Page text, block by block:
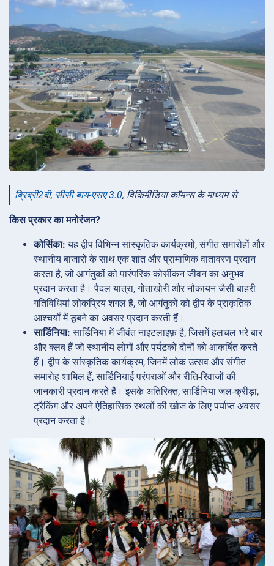
ब्रिब्री2बी, सीसी बाय-एसए 3.0, विकिमीडिया कॉमन्स के माध्यम से
किस प्रकार का मनोरंजन?
कोर्सिका: यह द्वीप विभिन्न सांस्कृतिक कार्यक्रमों, संगीत समारोहों और
स्थानीय बाजारों के साथ एक शांत और प्रामाणिक वातावरण प्रदान
करता है, जो आगंतुकों को पारंपरिक कोर्सीकन जीवन का अनुभव
प्रदान करता है। पैदल यात्रा, गोताखोरी और नौकायन जैसी बाहरी
गतिविधियां लोकप्रिय शगल हैं, जो आगंतुकों को द्वीप के प्राकृतिक
आश्चर्यों में डूबने का अवसर प्रदान करती हैं।
सार्डिनिया: सार्डिनिया में जीवंत नाइटलाइफ़ है, जिसमें हलचल भरे बार
और क्लब हैं जो स्थानीय लोगों और पर्यटकों दोनों को आकर्षित करते
हैं। द्वीप के सांस्कृतिक कार्यक्रम, जिनमें लोक उत्सव और संगीत
समारोह शामिल हैं, सार्डिनियाई परंपराओं और रीति-रिवाजों की
जानकारी प्रदान करते हैं। इसके अतिरिक्त, सार्डिनिया जल-क्रीड़ा,
ट्रैकिंग और अपने ऐतिहासिक स्थलों की खोज के लिए पर्याप्त अवसर
प्रदान करता है।